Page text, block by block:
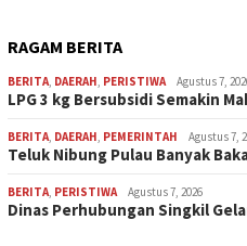
RAGAM BERITA
BERITA, DAERAH, PERISTIWA Agustus 7,
LPG 3 kg Bersubsidi Semakin
BERITA, DAERAH, PEMERINTAH Agustus 7,
Teluk Nibung Pulau Banyak
BERITA, PERISTIWA Agustus 7, 2026
Dinas Perhubungan Singkil